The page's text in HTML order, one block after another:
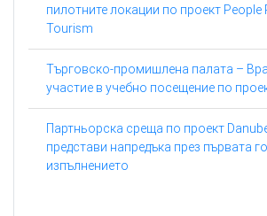
пилотните локации по проект People
Tourism
Търговско-промишлена палата –
участие в учебно посещение по
Партньорска среща по проект
представи напредъка през първата
изпълнението